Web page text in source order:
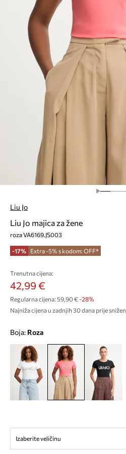
Liu Jo
Liu Jo majica za žene
roza VA6169.JS003
-17% Extra -5% s kodom: OFF*
Trenutna cijena:
42,99 €
Regularna cijena: 59,90 €-28%
Najniža cijena u zadnjih 30 dana prije
Boja: roza
Izaberite veličinu